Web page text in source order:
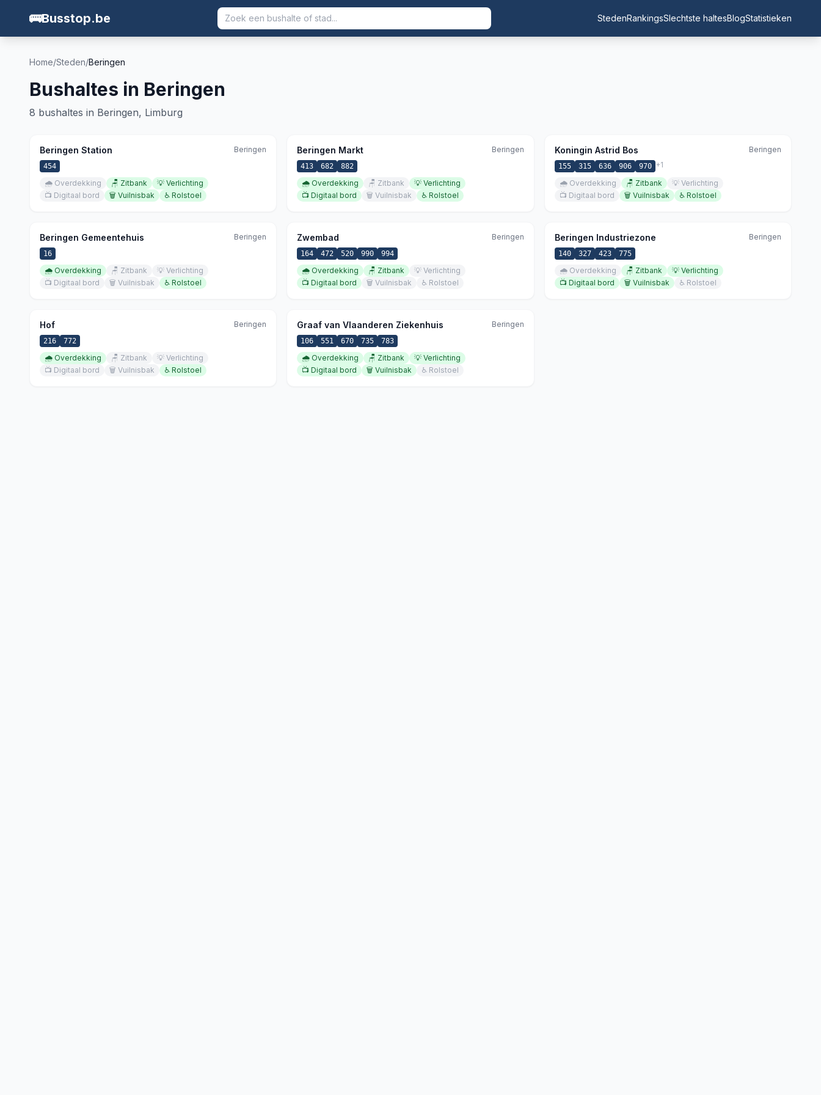
🚌Busstop.be StedenRankingsSlechtste haltesBlogStatistieken
Home/Steden/Beringen
Bushaltes in Beringen
8 bushaltes in Beringen, Limburg
Beringen Station Beringen
454
🌧️ Overdekking 🪑 Zitbank 💡 Verlichting
📺 Digitaal bord 🗑️ Vuilnisbak ♿ Rolstoel
Beringen Markt Beringen
413 682 882
🌧️ Overdekking 🪑 Zitbank 💡 Verlichting
📺 Digitaal bord 🗑️ Vuilnisbak ♿ Rolstoel
Koningin Astrid Bos Beringen
155 315 636 906 970 +1
🌧️ Overdekking 🪑 Zitbank 💡 Verlichting
📺 Digitaal bord 🗑️ Vuilnisbak ♿ Rolstoel
Beringen Gemeentehuis Beringen
16
🌧️ Overdekking 🪑 Zitbank 💡 Verlichting
📺 Digitaal bord 🗑️ Vuilnisbak ♿ Rolstoel
Zwembad Beringen
164 472 520 990 994
🌧️ Overdekking 🪑 Zitbank 💡 Verlichting
📺 Digitaal bord 🗑️ Vuilnisbak ♿ Rolstoel
Beringen Industriezone Beringen
140 327 423 775
🌧️ Overdekking 🪑 Zitbank 💡 Verlichting
📺 Digitaal bord 🗑️ Vuilnisbak ♿ Rolstoel
Hof Beringen
216 772
🌧️ Overdekking 🪑 Zitbank 💡 Verlichting
📺 Digitaal bord 🗑️ Vuilnisbak ♿ Rolstoel
Graaf van Vlaanderen Ziekenhuis Beringen
106 551 670 735 783
🌧️ Overdekking 🪑 Zitbank 💡 Verlichting
📺 Digitaal bord 🗑️ Vuilnisbak ♿ Rolstoel